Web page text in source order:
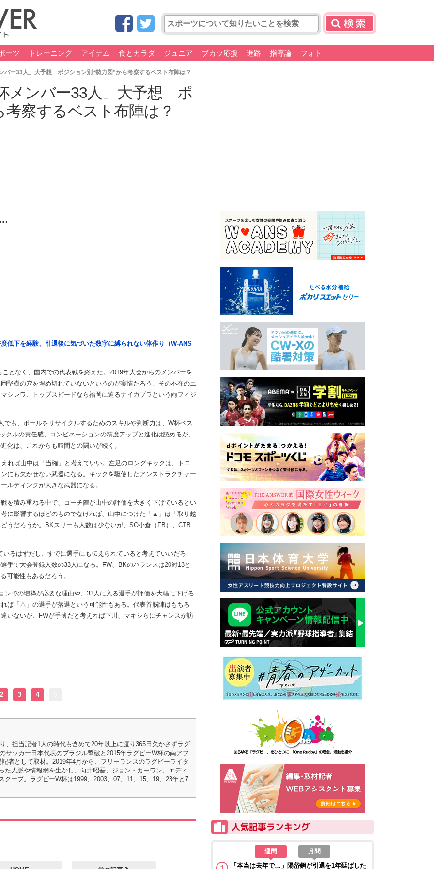
ーツ トレーニング アイテム 食とカラダ ジュニア ブカツ応援 進路 指導論 フォト
バー33人」大予想 ポジション別“勢力図”から考察するベスト布陣は？
メンバー33人」大予想 ポ
考察するベスト布陣は？
下を経験、引退後に気づいた数字に縛られない体作り（W-ANS
なく、国内での代表戦を終えた。2019年大会からのメンバーを
堅樹の穴を埋め切れていないというのが実情だろう。その不在のエ
シレワ、トップスピードなら福岡に迫るナイカブラという両フィジ
も、ボールをリサイクルするためのスキルや判断力は、W杯ベス
ルの責任感、コンビネーションの精度アップと進化は認めるが、
化は、これからも時間との闘いが続く。
れば山中は「当確」と考えていい。左足のロングキックは、トニ
にも欠かせない武器になる。キックを駆使したアンストラクチャー
ルディングが大きな武器になる。
積み重ねる中で、コーチ陣が山中の評価を大きく下げているとい
に影響するほどのものでなければ、山中につけた「▲」は「取り越
うだろうか。BKスリーも人数は少ないが、SO小倉（FB）、CTB
るはずだし、すでに選手にも伝えられていると考えていいだろ
で大会登録人数の33人になる。FW、BKのバランスは20対13と
可能性もあるだろう。
での増枠が必要な理由や、33人に入る選手が評価を大幅に下げる
ば「△」の選手が落選という可能性もある。代表首脳陣はもちろ
いないが、FWが手薄だと考えれば下川、マキシらにチャンスが訪
2 3 4
、担当記者1人の時代も含めて20年以上に渡り365日欠かさずラグ
サッカー日本代表のブラジル撃破と2015年ラグビーW杯の南アフ
者として取材。2019年4月から、フリーランスのラグビーライタ
人脈や情報網を生かし、向井昭吾、ジョン・カーワン、エディ
ープ。ラグビーW杯は1999、2003、07、11、15、19、23年と7
週間
月間
「本当は去年で…」陽岱鋼が引退を1年延ばした